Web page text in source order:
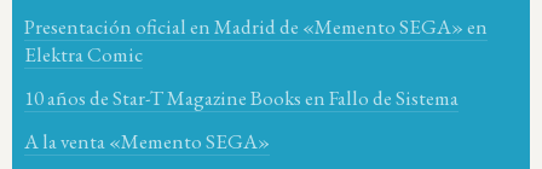
Presentación oficial en Madrid de «Memento SEGA» en
Elektra Comic
10 años de Star-T Magazine Books en Fallo de Sistema
A la venta «Memento SEGA»